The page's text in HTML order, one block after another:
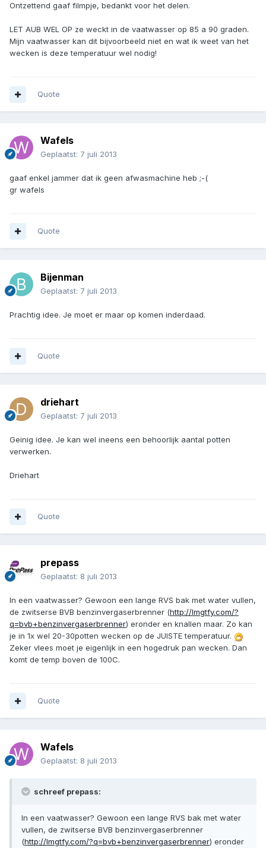
Ontzettend gaaf filmpje, bedankt voor het delen.
LET AUB WEL OP ze weckt in de vaatwasser op 85 a 90 graden.
Mijn vaatwasser kan dit bijvoorbeeld niet en wat ik weet van het
wecken is deze temperatuur wel nodig!
Quote
Wafels
Geplaatst: 7 juli 2013
gaaf enkel jammer dat ik geen afwasmachine heb ;-(
gr wafels
Quote
Bijenman
Geplaatst: 7 juli 2013
Prachtig idee. Je moet er maar op komen inderdaad.
Quote
driehart
Geplaatst: 7 juli 2013
Geinig idee. Je kan wel ineens een behoorlijk aantal potten
verwerken.
Driehart
Quote
prepass
Geplaatst: 8 juli 2013
In een vaatwasser? Gewoon een lange RVS bak met water vullen,
de zwitserse BVB benzinvergaserbrenner (http://lmgtfy.com/?
q=bvb+benzinvergaserbrenner) eronder en knallen maar. Zo kan
je in 1x wel 20-30potten wecken op de JUISTE temperatuur.
Zeker vlees moet je eigenlijk in een hogedruk pan wecken. Dan
komt de temp boven de 100C.
Quote
Wafels
Geplaatst: 8 juli 2013
schreef prepass:
In een vaatwasser? Gewoon een lange RVS bak met water
vullen, de zwitserse BVB benzinvergaserbrenner
(http://lmgtfy.com/?q=bvb+benzinvergaserbrenner) eronder